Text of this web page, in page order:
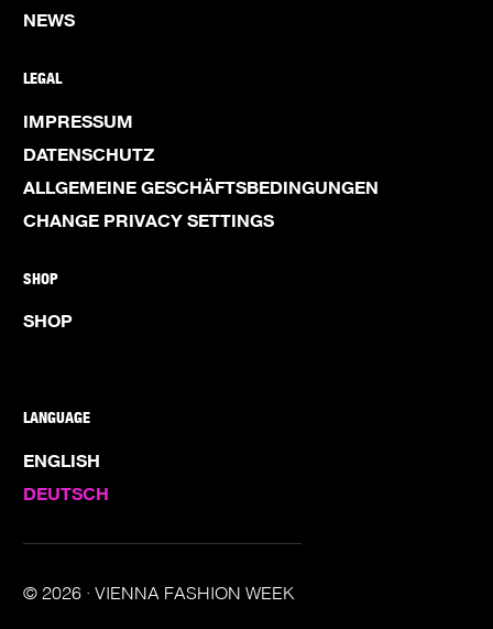
NEWS
LEGAL
IMPRESSUM
DATENSCHUTZ
ALLGEMEINE GESCHÄFTSBEDINGUNGEN
CHANGE PRIVACY SETTINGS
SHOP
SHOP
LANGUAGE
ENGLISH
DEUTSCH
© 2026 · VIENNA FASHION WEEK